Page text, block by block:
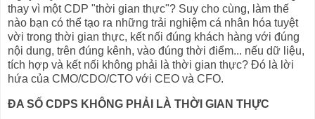
thay vì một CDP "thời gian thực"? Suy cho cùng, làm thế
nào bạn có thể tạo ra những trải nghiệm cá nhân hóa tuyệt
vời trong thời gian thực, kết nối đúng khách hàng với đúng
nội dung, trên đúng kênh, vào đúng thời điểm... nếu dữ liệu,
tích hợp và kết nối không phải là thời gian thực? Đó là lời
hứa của CMO/CDO/CTO với CEO và CFO.
ĐA SỐ CDPS KHÔNG PHẢI LÀ THỜI GIAN THỰC